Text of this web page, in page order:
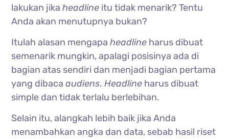
lakukan jikaheadline itu tidak menarik? Tentu
Anda akan menutupnya bukan?
Itulah alasan mengapaheadline harus dibuat
semenarik mungkin, apalagi posisinya ada di
bagian atas sendiri dan menjadi bagian pertama
yang dibacaaudiens.Headline harus dibuat
simple dan tidak terlalu berlebihan.
Selain itu, alangkah lebih baik jika Anda
menambahkan angka dan data, sebab hasil riset